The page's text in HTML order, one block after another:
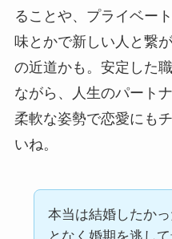
ることや、プライベー
味とかで新しい人と繋
の近道かも。安定した
ながら、人生のパート
柔軟な姿勢で恋愛にも
いね。
本当は結婚したか